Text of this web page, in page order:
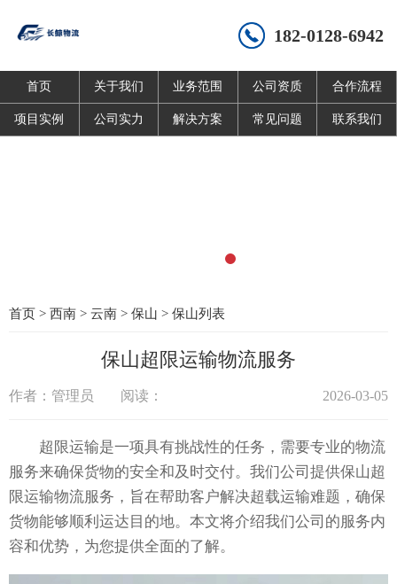
182-0128-6942
首页 关于我们 业务范围 公司资质 合作流程
项目实例 公司实力 解决方案 常见问题 联系我们
首页 > 西南 > 云南 > 保山 > 保山列表
保山超限运输物流服务
作者：管理员 阅读： 2026-03-05
超限运输是一项具有挑战性的任务，需要专业的物流
服务来确保货物的安全和及时交付。我们公司提供保山超
限运输物流服务，旨在帮助客户解决超载运输难题，确保
货物能够顺利运达目的地。本文将介绍我们公司的服务内
容和优势，为您提供全面的了解。